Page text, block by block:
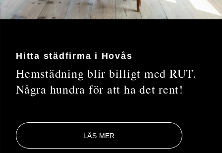
Hitta städfirma i Hovås
Hemstädning blir billigt med RUT.
Några hundra för att ha det rent!
LÄS MER